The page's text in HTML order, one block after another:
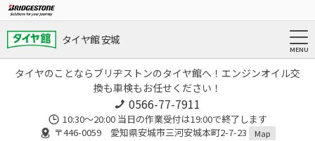
タイヤ館 安城
タイヤのことならブリヂストンのタイヤ館へ！エンジンオイル交
換も車検もお任せください！
0566-77-7911
10:30〜20:00 当日の作業受付は19:00で終了します
〒446-0059 愛知県安城市三河安城本町2-7-23
Map